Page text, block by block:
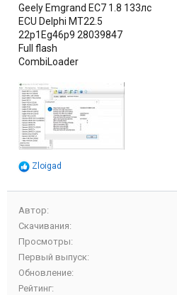
н
и
я
Geely Emgrand EC7 1.8 133лс
ECU Delphi MT22.5
22p1Eg46p9 28039847
Full flash
CombiLoader
Р
ц
:
Zloigad
Автор
Скачивания
Просмотры
Первый выпуск
Обновление
Рейтинг